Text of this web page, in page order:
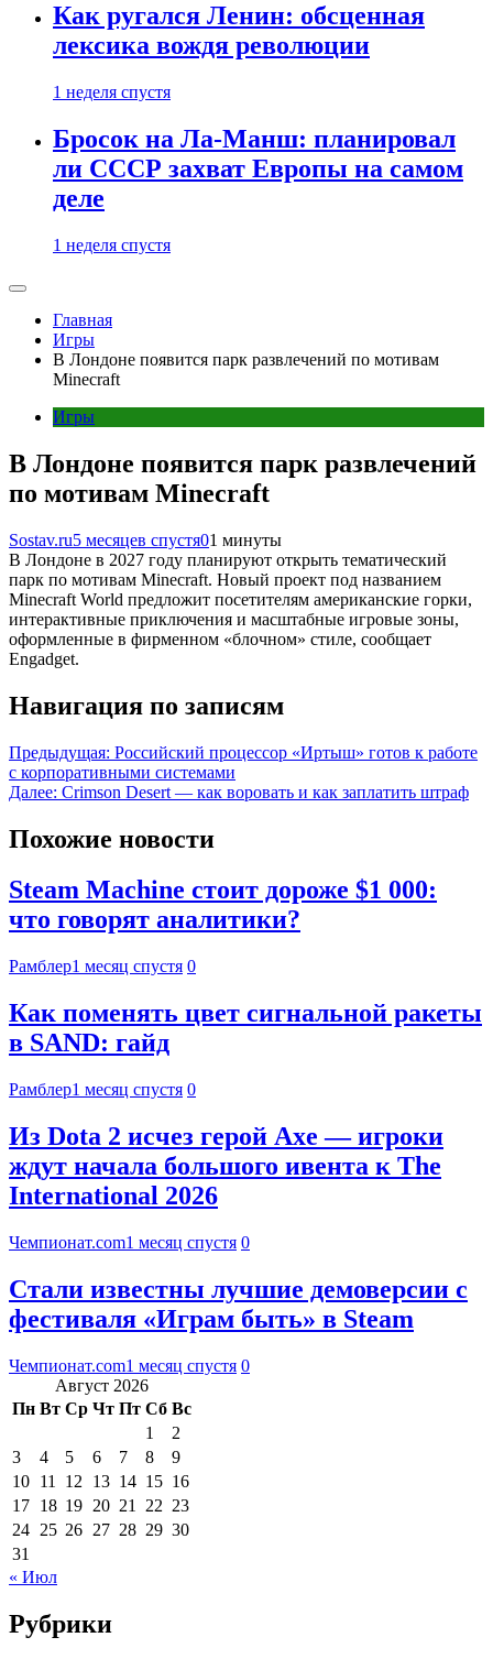
Как ругался Ленин: обсценная
лексика вождя революции
1 неделя спустя
Бросок на Ла-Манш: планировал
ли СССР захват Европы на самом
деле
1 неделя спустя
Главная
Игры
В Лондоне появится парк развлечений по мотивам
Minecraft
Игры
В Лондоне появится парк развлечений
по мотивам Minecraft
Sostav.ru5 месяцев спустя01 минуты
В Лондоне в 2027 году планируют открыть тематический
парк по мотивам Minecraft. Новый проект под названием
Minecraft World предложит посетителям американские горки,
интерактивные приключения и масштабные игровые зоны,
оформленные в фирменном «блочном» стиле, сообщает
Engadget.
Навигация по записям
Предыдущая: Российский процессор «Иртыш» готов к работе
с корпоративными системами
Далее: Crimson Desert — как воровать и как заплатить штраф
Похожие новости
Steam Machine стоит дороже $1 000:
что говорят аналитики?
Рамблер1 месяц спустя 0
Как поменять цвет сигнальной ракеты
в SAND: гайд
Рамблер1 месяц спустя 0
Из Dota 2 исчез герой Axe — игроки
ждут начала большого ивента к The
International 2026
Чемпионат.com1 месяц спустя 0
Стали известны лучшие демоверсии с
фестиваля «Играм быть» в Steam
Чемпионат.com1 месяц спустя 0
Август 2026
Пн Вт Ср Чт Пт Сб Вс
1
2
3
4 5 6 7 8
9
10 11 12 13 14 15 16
17 18 19 20 21 22 23
24 25 26 27 28 29 30
31
« Июл
Рубрики